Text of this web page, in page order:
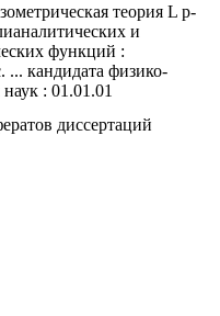
теория L p-
и
функций :
... кандидата физико-
: 01.01.01
диссертаций